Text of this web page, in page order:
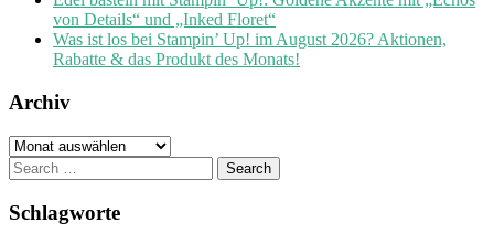
von Details“ und „Inked Floret“
Was ist los bei Stampin’ Up! im August 2026? Aktionen,
Rabatte & das Produkt des Monats!
Archiv
Archiv
Search
for:
Schlagworte